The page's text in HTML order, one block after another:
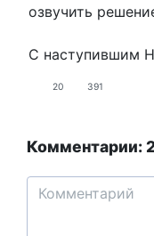
озвучить
С наступившим
20 391
Комментарии: